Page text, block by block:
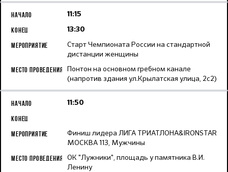
11:15
13:30
Старт Чемпионата России на стандартной
дистанции женщины
Понтон на основном гребном канале
(напротив здания ул.Крылатская улица, 2с2)
11:50
Финиш лидера ЛИГА ТРИАТЛОНА&IRONSTAR
МОСКВА 113, Мужчины
ОК "Лужники", площадь у памятника В.И.
Ленину